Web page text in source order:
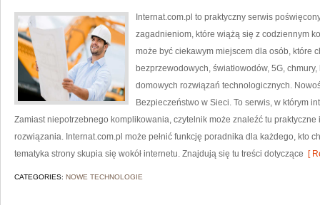
Internat.com.pl to praktyczny serwis
zagadnieniom, które wiążą się z codziennym
może być ciekawym miejscem dla osób, które
bezprzewodowych, światłowodów, 5G,
domowych rozwiązań technologicznych.
Bezpieczeństwo w Sieci. To serwis, w którym
Zamiast niepotrzebnego komplikowania, czytelnik może znaleźć tu
rozwiązania. Internat.com.pl może pełnić funkcję poradnika dla każdego, kto
tematyka strony skupia się wokół internetu. Znajdują się tu treści dotyczące [
CATEGORIES: NOWE TECHNOLOGIE